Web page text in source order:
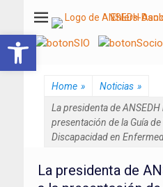
Asociación Nacional del
Home » Noticias »
La presidenta de ANSEDH
presentación de la Guía
Discapacidad en
La presidenta de
Abrir barra de herramientas